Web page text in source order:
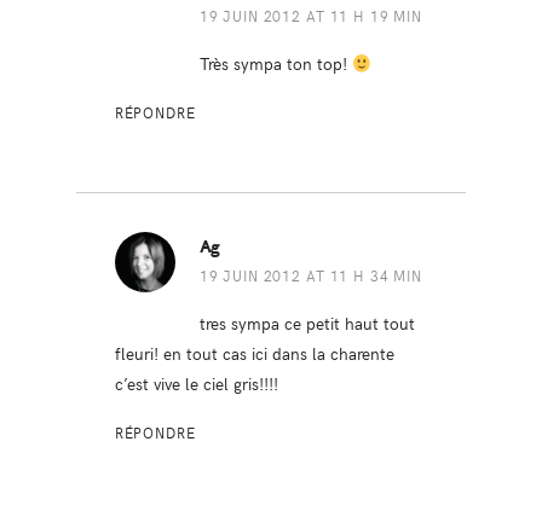
19 JUIN 2012 AT 11 H 19 MIN
Très sympa ton top!
RÉPONDRE
Ag
19 JUIN 2012 AT 11 H 34 MIN
tres sympa ce petit haut tout
fleuri! en tout cas ici dans la charente
c’est vive le ciel gris!!!!
RÉPONDRE